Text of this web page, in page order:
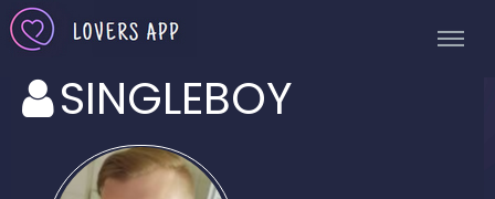
SINGLEBOY